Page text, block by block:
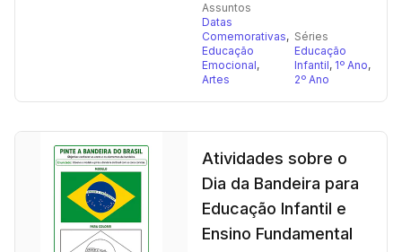
Assuntos
Datas
Comemorativas,
Educação
Emocional,
Artes
Séries
Educação
Infantil, 1º Ano,
2º Ano
Atividades sobre o
Dia da Bandeira para
Educação Infantil e
Ensino Fundamental